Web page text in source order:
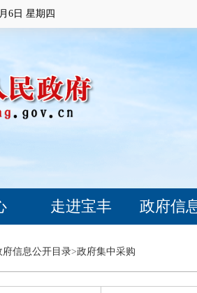
6日 星期四
走进宝丰 政府信
府信息公开目录>政府集中采购